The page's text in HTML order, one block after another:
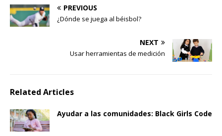
PREVIOUS
¿Dónde se juega al béisbol?
NEXT
Usar herramientas de medición
Related Articles
Ayudar a las comunidades: Black Girls Code